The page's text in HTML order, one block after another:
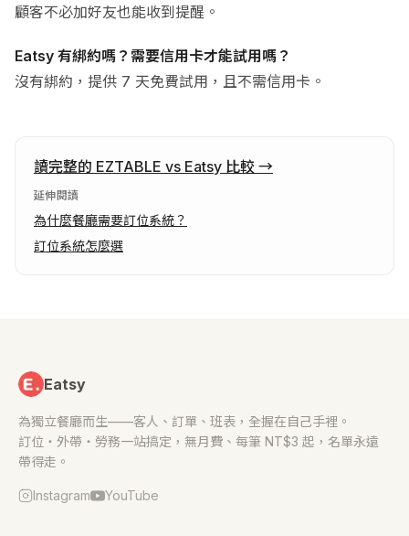
顧客不必加好友也能收到提醒。
Eatsy 有綁約嗎？需要信用卡才能試用嗎？
沒有綁約，提供 7 天免費試用，且不需信用卡。
讀完整的 EZTABLE vs Eatsy 比較 →
延伸閱讀
為什麼餐廳需要訂位系統？
訂位系統怎麼選
Eatsy
為獨立餐廳而生——客人、訂單、班表，全握在自己手裡。
訂位・外帶・勞務一站搞定，無月費、每筆 NT$3 起，名單永遠
帶得走。
Instagram YouTube